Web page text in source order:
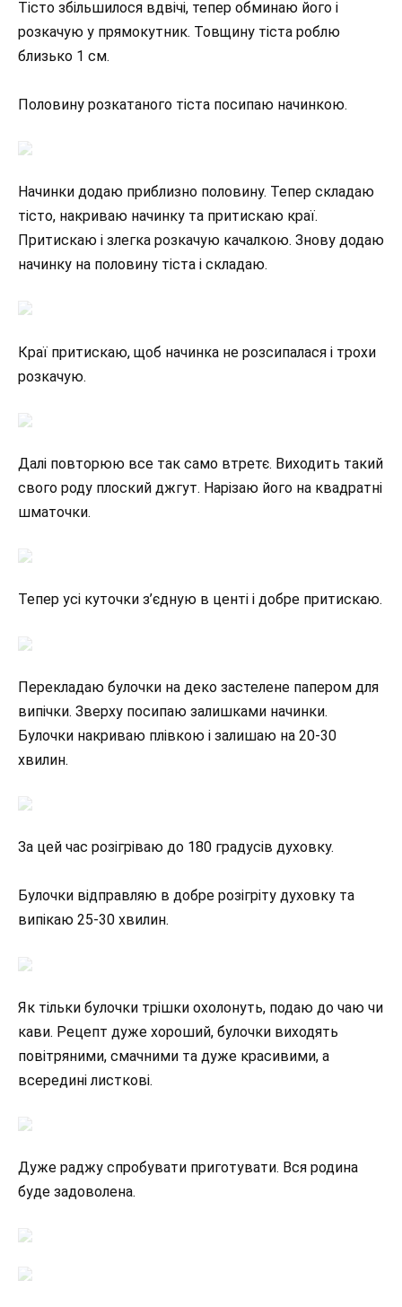
Тісто збільшилося вдвічі, тепер обминаю його і
розкачую у прямокутник. Товщину тіста роблю
близько 1 см.
Половину розкатаного тіста посипаю начинкою.
Начинки додаю приблизно половину. Тепер складаю
тісто, накриваю начинку та притискаю краї.
Притискаю і злегка розкачую качалкою. Знову додаю
начинку на половину тіста і складаю.
Краї притискаю, щоб начинка не розсипалася і трохи
розкачую.
Далі повторюю все так само втретє. Виходить такий
свого роду плоский джгут. Нарізаю його на квадратні
шматочки.
Тепер усі куточки з’єдную в центі і добре притискаю.
Перекладаю булочки на деко застелене папером для
випічки. Зверху посипаю залишками начинки.
Булочки накриваю плівкою і залишаю на 20-30
хвилин.
За цей час розігріваю до 180 градусів духовку.
Булочки відправляю в добре розігріту духовку та
випікаю 25-30 хвилин.
Як тільки булочки трішки охолонуть, подаю до чаю чи
кави. Рецепт дуже хороший, булочки виходять
повітряними, смачними та дуже красивими, а
всередині листкові.
Дуже раджу спробувати приготувати. Вся родина
буде задоволена.